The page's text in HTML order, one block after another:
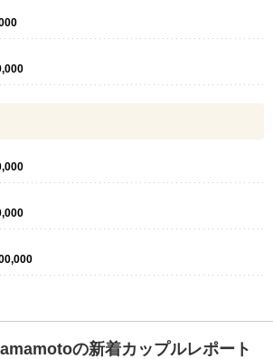
の新着カップルレポート